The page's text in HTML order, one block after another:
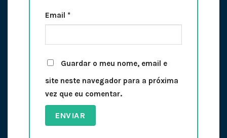
Email *
Guardar o meu nome, email e
site neste navegador para a próxima
vez que eu comentar.